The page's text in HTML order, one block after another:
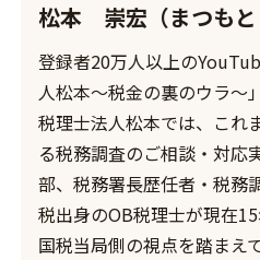
松本 崇宏（まつも
登録者20万人以上の
人松本〜税金の裏のウラ〜
税理士法人松本では、これ
る税務調査のご相談・対応
部、税務署長歴任者・税務
税出身のOB税理士が現在15
国税当局側の視点を踏まえ